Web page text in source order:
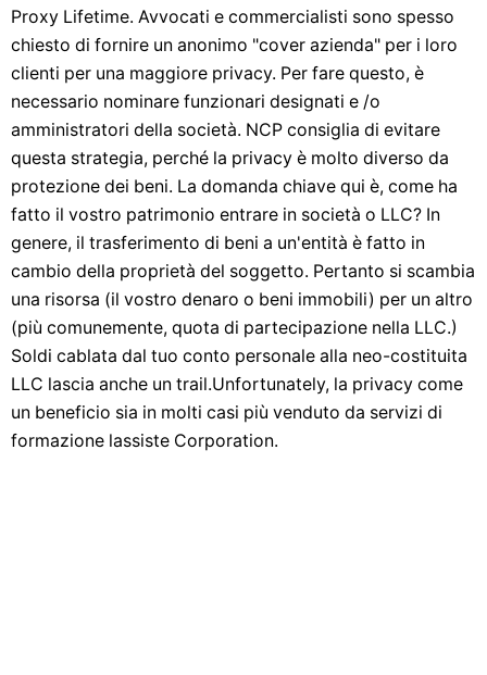
Proxy Lifetime. Avvocati e commercialisti sono spesso
chiesto di fornire un anonimo "cover azienda" per i loro
clienti per una maggiore privacy. Per fare questo, è
necessario nominare funzionari designati e /o
amministratori della società. NCP consiglia di evitare
questa strategia, perché la privacy è molto diverso da
protezione dei beni. La domanda chiave qui è, come ha
fatto il vostro patrimonio entrare in società o LLC? In
genere, il trasferimento di beni a un'entità è fatto in
cambio della proprietà del soggetto. Pertanto si scambia
una risorsa (il vostro denaro o beni immobili) per un altro
(più comunemente, quota di partecipazione nella LLC.)
Soldi cablata dal tuo conto personale alla neo-costituita
LLC lascia anche un trail.Unfortunately, la privacy come
un beneficio sia in molti casi più venduto da servizi di
formazione lassiste Corporation.